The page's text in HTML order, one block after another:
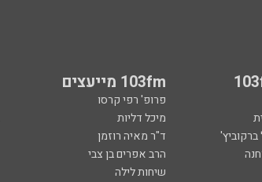
103fm מייעצים
פרופ' רפי קרסו
מיכל דליות
ד"ר מאיה רוזמן
הרב אפרים בן צבי
שיחות לילה